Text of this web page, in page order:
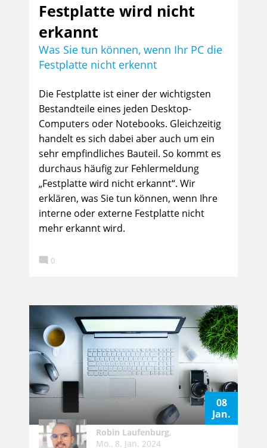
Festplatte wird nicht
erkannt
Was Sie tun können, wenn Ihr PC die
Festplatte nicht erkennt
Die Festplatte ist einer der wichtigsten
Bestandteile eines jeden Desktop-
Computers oder Notebooks. Gleichzeitig
handelt es sich dabei aber auch um ein
sehr empfindliches Bauteil. So kommt es
durchaus häufig zur Fehlermeldung
„Festplatte wird nicht erkannt“. Wir
erklären, was Sie tun können, wenn Ihre
interne oder externe Festplatte nicht
mehr erkannt wird.
 0
08
Jan.
Robin Laufenburg,
Mo., 8. Jan. 2024